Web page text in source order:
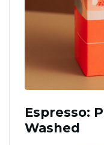
Espresso:
Washed